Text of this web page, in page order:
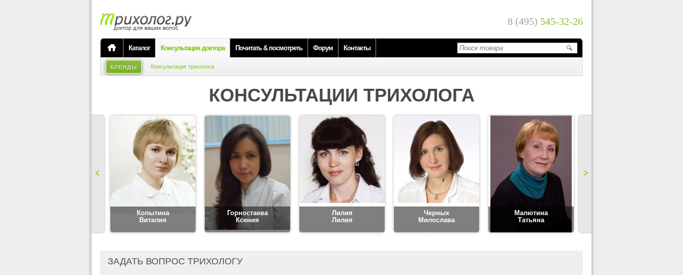
8 (495) 545-32-26
Каталог Консультация доктора Почитать & посмотреть Форум Контакты
БРЕНДЫ Консультация трихолога
КОНСУЛЬТАЦИИ ТРИХОЛОГА
Копытина
Виталия
Горностаева
Ксения
Лилия
Лилия
Черных
Милослава
Малютина
Татьяна
ЗАДАТЬ ВОПРОС ТРИХОЛОГУ